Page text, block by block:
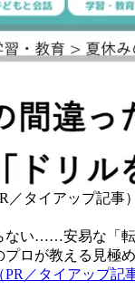
／タイアップ記事）
ない……安易な「
ロが教える見極